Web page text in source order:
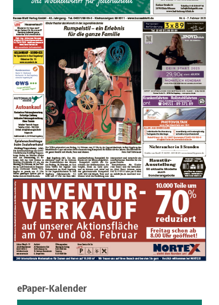
ePaper-Kalender